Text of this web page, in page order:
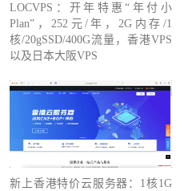
LOCVPS：开年特惠“年付小
Plan”，252元/年，2G内存/1
核/20gSSD/400G流量，香港VPS
以及日本大阪VPS
新上香港特价云服务器：1核1G